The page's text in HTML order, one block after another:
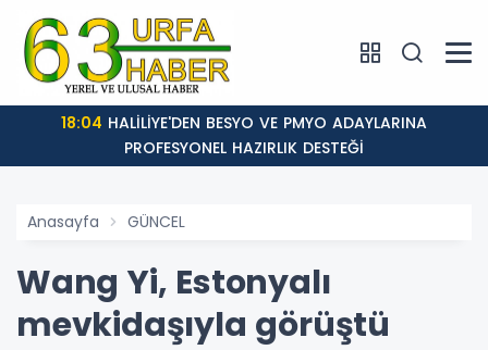
18:04
PROFESYONEL HAZIRLIK DESTEĞİ
Anasayfa GÜNCEL
Wang Yi, Estonyalı
mevkidaşıyla görüştü